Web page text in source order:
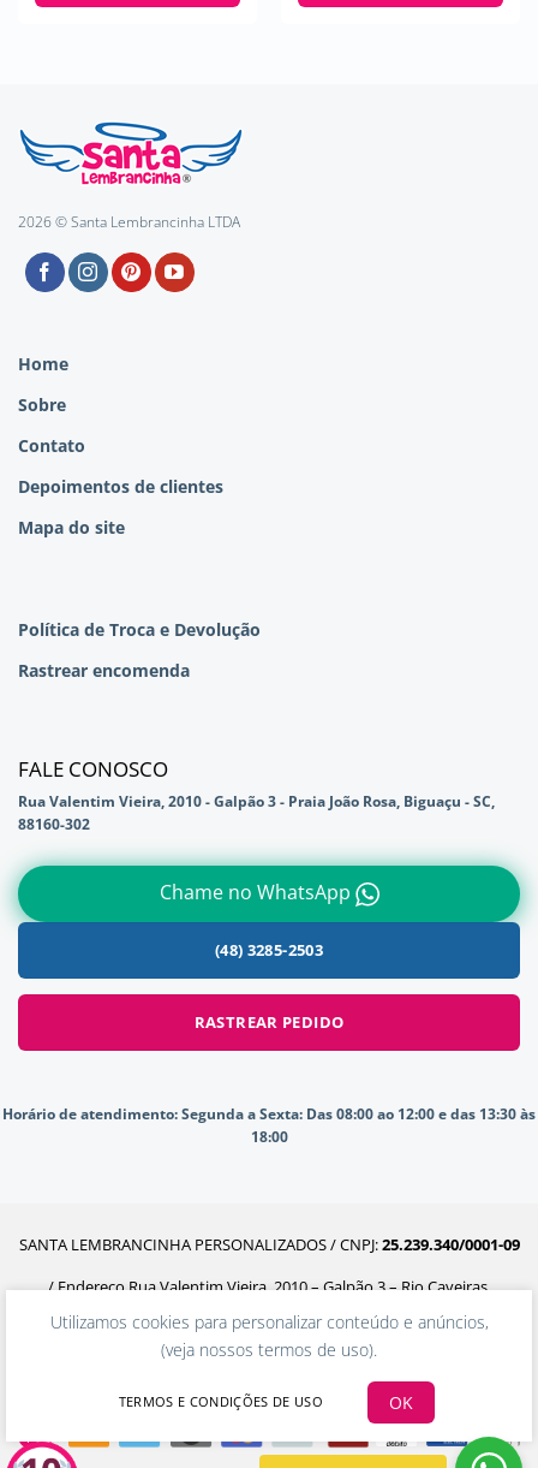
2026 © Santa Lembrancinha LTDA
Home
Sobre
Contato
Depoimentos de clientes
Mapa do site
Política de Troca e Devolução
Rastrear encomenda
FALE CONOSCO
Rua Valentim Vieira, 2010 - Galpão 3 - Praia João Rosa, Biguaçu - SC,
88160-302
Chame no WhatsApp
(48) 3285-2503
RASTREAR PEDIDO
Horário de atendimento:Segunda a Sexta: Das 08:00 ao 12:00 e das 13:30 às
18:00
SANTA LEMBRANCINHA PERSONALIZADOS / CNPJ:25.239.340/0001-09
/ Endereço Rua Valentim Vieira, 2010 – Galpão 3 – Rio Caveiras,
Biguaçu – SC, 88160-302
Utilizamos cookies para personalizar conteúdo e anúncios,
(veja nossos termos de uso).
TERMOS E CONDIÇÕES DE USO OK